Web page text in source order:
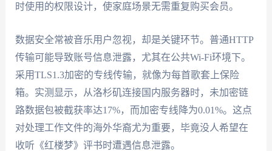
时使用的权限设计，使家庭场景无需重复购买会员。
数据安全常被音乐用户忽视，却是关键环节。普通HTTP
传输可能导致账号信息泄露，尤其在公共Wi-Fi环境下。
采用TLS1.3加密的专线传输，就像为每首歌套上保险
箱。实测显示，从洛杉矶连接国内服务器时，未加密链
路数据包被截获率达17%，而加密专线降为0.01%。这点
对处理工作文件的海外华裔尤为重要，毕竟没人希望在
收听《红楼梦》评书时遭遇信息泄露。